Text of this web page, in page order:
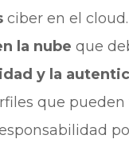
ciber en el
la nube que
y la
que pueden